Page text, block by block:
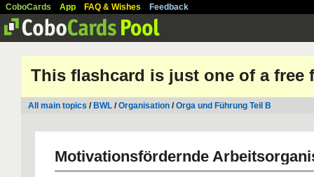
CoboCards App FAQ & Wishes Feedback
This flashcard is just one of a free
All main topics / BWL /Organisation /Orga und Führung Teil B
Motivationsfördernde